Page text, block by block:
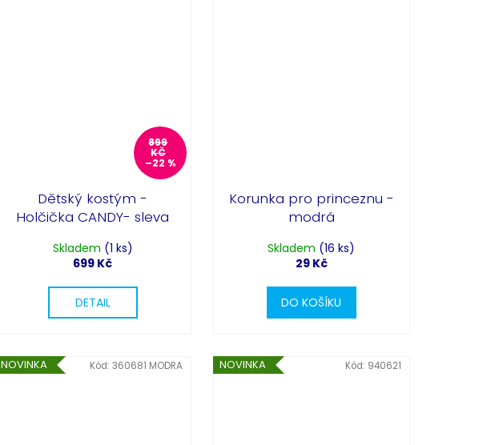
899
KČ
–22 %
Dětský kostým -
Holčička CANDY- sleva
Skladem (1 ks)
699 Kč
DETAIL
Korunka pro princeznu -
modrá
Skladem (16 ks)
29 Kč
DO KOŠÍKU
NOVINKA Kód: 360681 MODRA NOVINKA Kód: 940621